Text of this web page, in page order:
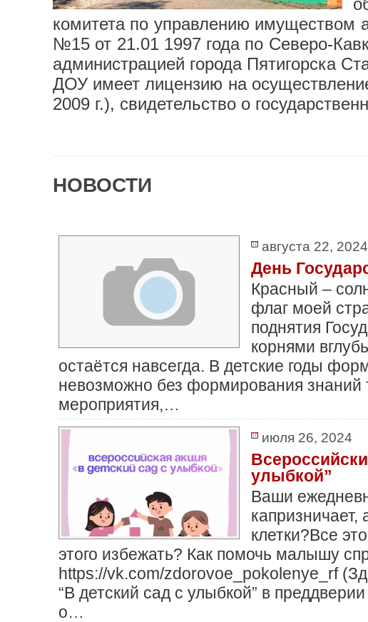
комитета по управлению имуществом
№15 от 21.01 1997 года по Северо-
администрацией города Пятигорска
ДОУ имеет лицензию на
2009 г.), свидетельство о
НОВОСТИ
августа 22, 2024
День
Красный –
флаг моей
поднятия
корнями
остаётся навсегда. В детские годы
невозможно без формирования
мероприятия,…
июля 26, 2024
улыбкой”
Ваши
капризничает,
клетки?Все
этого избежать? Как помочь малышу
https://vk.com/zdorovoe_pokolenye_rf
“В детский сад с улыбкой” в
о…